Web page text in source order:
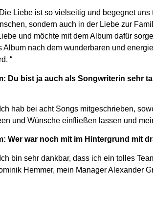
Liebe ist so vielseitig und begegnet
sondern auch in der Liebe zur
und möchte mit dem Album dafür
Album nach dem wunderbaren und
“
Du bist ja auch als Songwriterin sehr
hab bei acht Songs mitgeschrieben,
und Wünsche einfließen lassen und
Wer war noch mit im Hintergrund mit
bin sehr dankbar, dass ich ein tolles
Hemmer, mein Manager Alexander